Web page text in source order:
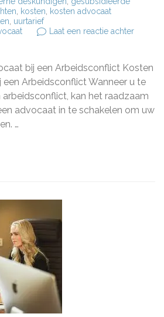
kosten
kosten advocaat
uurtarief
Laat een reactie achterop
een
een
bij een Arbeidsconflict Kosten
Arbeidsconflict Wanneer u te
kan het raadzaam
advocaat in te schakelen om uw
…